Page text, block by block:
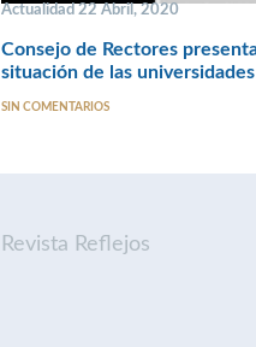
Actualidad 22 Abril, 2020
Consejo de Rectores
situación de las universidades
SIN COMENTARIOS
Revista Reflejos